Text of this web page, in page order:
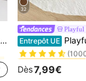
32
Playful
Entrepôt UE Playful Pals 2 pièces/Ensemble Top à col rond
#1 BEST-SELLERS
#1 BEST-SELLERS
#1 BEST-SELLERS
#1 BEST-SELLERS
Dès7,99€